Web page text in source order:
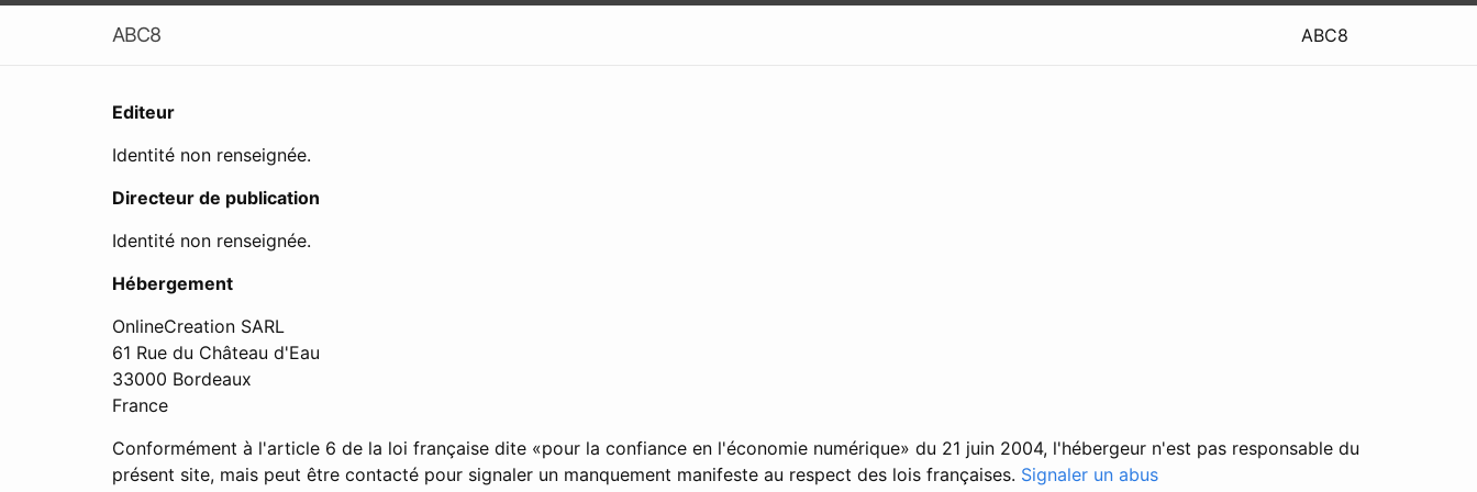
ABC8 ABC8
Editeur
Identité non renseignée.
Directeur de publication
Identité non renseignée.
Hébergement
OnlineCreation SARL
61 Rue du Château d'Eau
33000 Bordeaux
France
Conformément à l'article 6 de la loi française dite «pour la confiance en l'économie numérique» du 21 juin 2004, l'hébergeur n'est pas responsable du
présent site, mais peut être contacté pour signaler un manquement manifeste au respect des lois françaises. Signaler un abus